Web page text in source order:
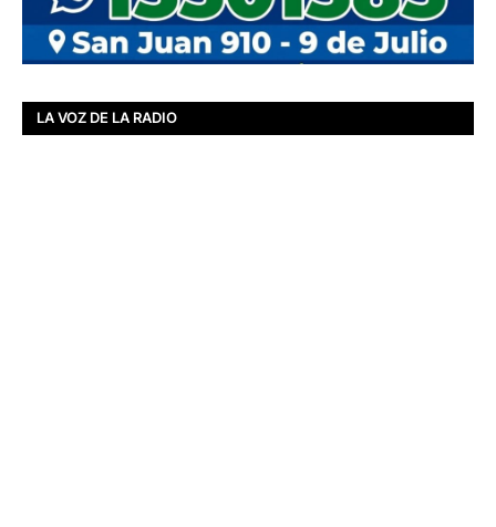
LA VOZ DE LA RADIO